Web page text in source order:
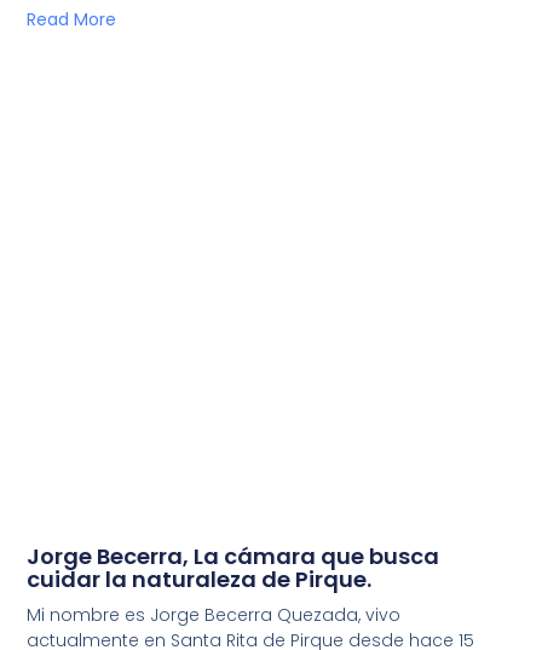
Read More
Jorge Becerra, La cámara que busca
cuidar la naturaleza de Pirque.
Mi nombre es Jorge Becerra Quezada, vivo
actualmente en Santa Rita de Pirque desde hace 15